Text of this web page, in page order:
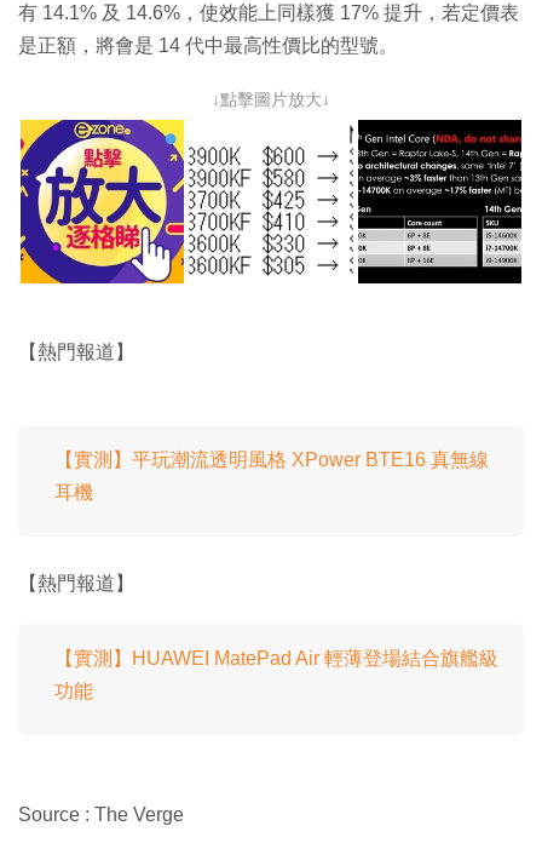
有 14.1% 及 14.6%，使效能上同樣獲 17% 提升，若定價表
是正額，將會是 14 代中最高性價比的型號。
↓點擊圖片放大↓
【熱門報道】
【實測】平玩潮流透明風格 XPower BTE16 真無線
耳機
【熱門報道】
【實測】HUAWEI MatePad Air 輕薄登場結合旗艦級
功能
Source : The Verge